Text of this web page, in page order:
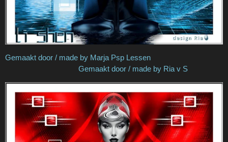
Gemaakt door / made by Marja Psp Lessen
Gemaakt door / made by Ria v S